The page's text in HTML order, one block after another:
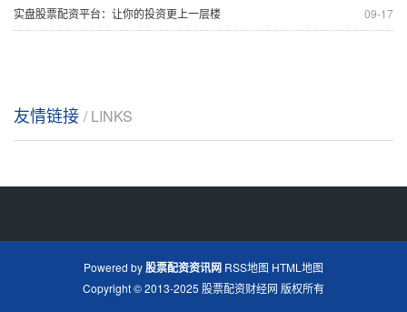
09-17
实盘股票配资平台：让你的投资更上一层楼
友情链接 / LINKS
Powered by股票配资资讯网 RSS地图 HTML地图
Copyright© 2013-2025 股票配资财经网 版权所有